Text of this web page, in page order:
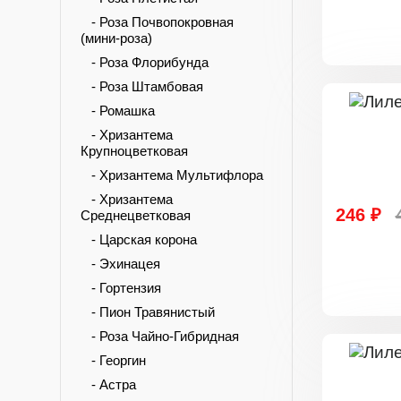
- Роза Почвопокровная
(мини-роза)
- Роза Флорибунда
- Роза Штамбовая
- Ромашка
- Хризантема
Крупноцветковая
- Хризантема Мультифлора
- Хризантема
Среднецветковая
- Царская корона
- Эхинацея
- Гортензия
- Пион Травянистый
- Роза Чайно-Гибридная
- Георгин
- Астра
246 ₽